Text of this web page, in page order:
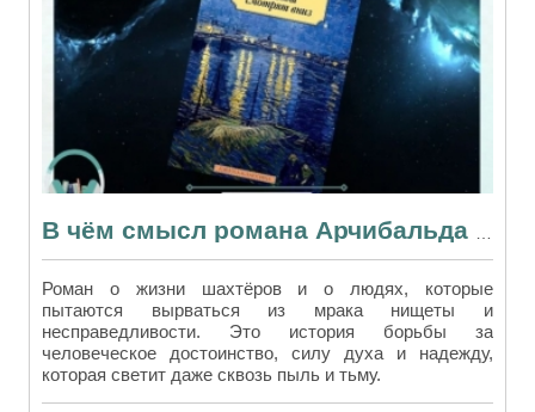
Роман о жизни шахтёров и о людях, которые
пытаются вырваться из мрака нищеты и
несправедливости. Это история борьбы за
человеческое достоинство, силу духа и надежду,
которая светит даже сквозь пыль и тьму.